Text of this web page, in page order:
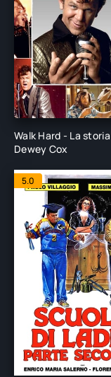
Walk Hard - La
Dewey Cox
5.0